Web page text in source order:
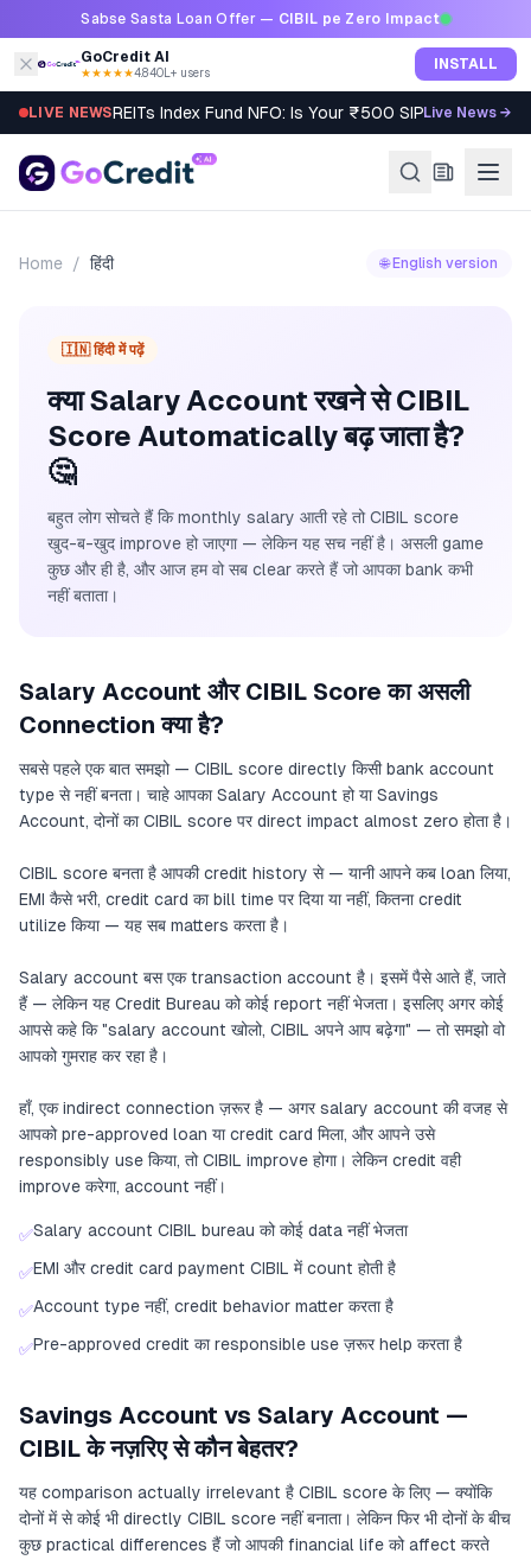
Skip to contentSabse Sasta Loan Offer — CIBIL pe Zero Impact
GoCredit AI
★★★★★4.8·40L+ users INSTALL
LIVE NEWSREITs Index Fund NFO: Is Your ₹500 SIP Worth It?
Live News →
Home / हिंदी 🌐 English version
🇮🇳 हिंदी में पढ़ें
क्या Salary Account रखने से CIBIL
Score Automatically बढ़ जाता है?
🤔
बहुत लोग सोचते हैं कि monthly salary आती रहे तो CIBIL score
खुद-ब-खुद improve हो जाएगा — लेकिन यह सच नहीं है। असली game
कुछ और ही है, और आज हम वो सब clear करते हैं जो आपका bank कभी
नहीं बताता।
Salary Account और CIBIL Score का असली
Connection क्या है?
सबसे पहले एक बात समझो — CIBIL score directly किसी bank account
type से नहीं बनता। चाहे आपका Salary Account हो या Savings
Account, दोनों का CIBIL score पर direct impact almost zero होता है।
CIBIL score बनता है आपकी credit history से — यानी आपने कब loan लिया,
EMI कैसे भरी, credit card का bill time पर दिया या नहीं, कितना credit
utilize किया — यह सब matters करता है।
Salary account बस एक transaction account है। इसमें पैसे आते हैं, जाते
हैं — लेकिन यह Credit Bureau को कोई report नहीं भेजता। इसलिए अगर कोई
आपसे कहे कि "salary account खोलो, CIBIL अपने आप बढ़ेगा" — तो समझो वो
आपको गुमराह कर रहा है।
हाँ, एक indirect connection ज़रूर है — अगर salary account की वजह से
आपको pre-approved loan या credit card मिला, और आपने उसे
responsibly use किया, तो CIBIL improve होगा। लेकिन credit वही
improve करेगा, account नहीं।
✅Salary account CIBIL bureau को कोई data नहीं भेजता
✅EMI और credit card payment CIBIL में count होती है
✅Account type नहीं, credit behavior matter करता है
✅Pre-approved credit का responsible use ज़रूर help करता है
Savings Account vs Salary Account —
CIBIL के नज़रिए से कौन बेहतर?
यह comparison actually irrelevant है CIBIL score के लिए — क्योंकि
दोनों में से कोई भी directly CIBIL score नहीं बनाता। लेकिन फिर भी दोनों के बीच
कुछ practical differences हैं जो आपकी financial life को affect करते